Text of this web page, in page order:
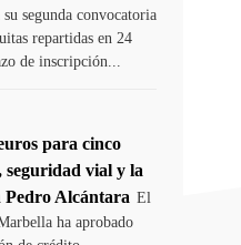
segunda convocatoria
repartidas en 24
de inscripción...
para cinco
seguridad vial y la
Pedro Alcántara El
ha aprobado